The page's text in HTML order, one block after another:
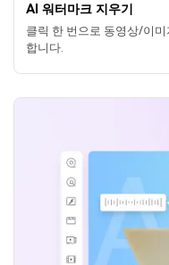
AI 워터마크 지우기
클릭 한 번으로 동영상/이
합니다.